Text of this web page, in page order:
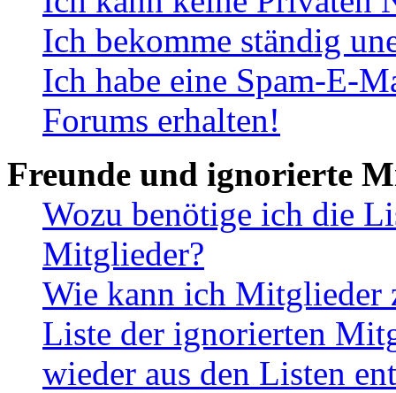
Ich bekomme ständig
Ich habe eine Spam-E-
Forums erhalten!
Freunde und ignorierte
Wozu benötige ich die
Mitglieder?
Wie kann ich Mitglieder
Liste der ignorierten
wieder aus den Listen